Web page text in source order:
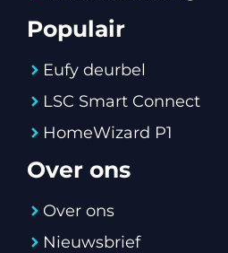
Populair
Eufy deurbel
LSC Smart Connect
HomeWizard P1
Over ons
Over ons
Nieuwsbrief